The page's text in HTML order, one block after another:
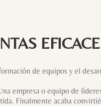
de equipos y el
empresa o equipo de
Finalmente acaba